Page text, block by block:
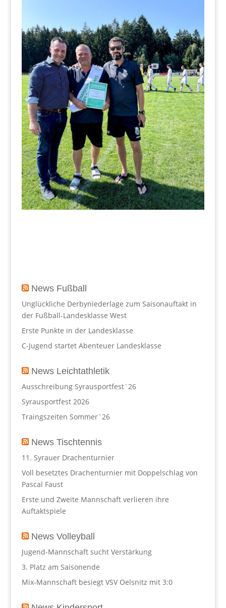
News Fußball
Unglückliche Derbyniederlage zum Saisonauftakt in
der Fußball-Landesklasse West
Erste Punkte in der Landesklasse
C-Jugend startet Abenteuer Landesklasse
News Leichtathletik
Ausschreibung Syrausportfest`26
Syrausportfest 2026
Traingszeiten Sommer`26
News Tischtennis
11. Syrauer Drachenturnier
Voll besetztes Drachenturnier mit Doppelschlag von
Pascal Faust
Erste und Zweite Mannschaft verlieren ihre
Auftaktspiele
News Volleyball
Jugend-Mannschaft sucht Verstärkung
3. Platz am Saisonende
Mix-Mannschaft besiegt VSV Oelsnitz mit 3:0